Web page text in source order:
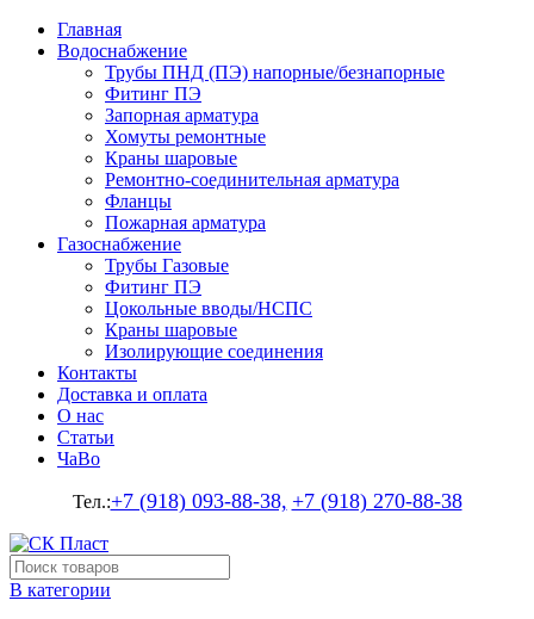
Главная
Водоснабжение
Трубы ПНД (ПЭ) напорные/безнапорные
Фитинг ПЭ
Запорная арматура
Хомуты ремонтные
Краны шаровые
Ремонтно-соединительная арматура
Фланцы
Пожарная арматура
Газоснабжение
Трубы Газовые
Фитинг ПЭ
Цокольные вводы/НСПС
Краны шаровые
Изолирующие соединения
Контакты
Доставка и оплата
О нас
Статьи
ЧаВо
Тел.:+7 (918) 093-88-38, +7 (918) 270-88-38
В категории